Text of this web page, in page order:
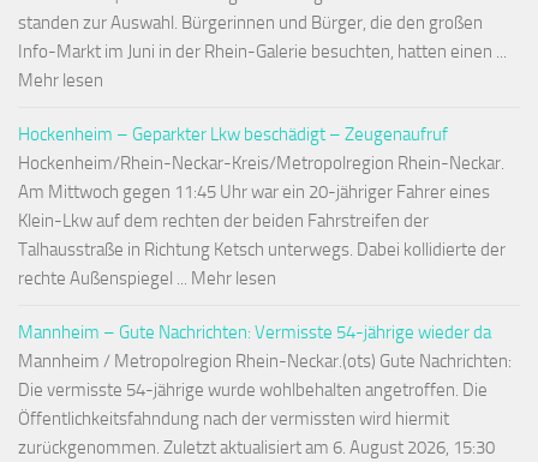
standen zur Auswahl. Bürgerinnen und Bürger, die den großen
Info-Markt im Juni in der Rhein-Galerie besuchten, hatten einen ...
Mehr lesen
Hockenheim – Geparkter Lkw beschädigt – Zeugenaufruf
Hockenheim/Rhein-Neckar-Kreis/Metropolregion Rhein-Neckar.
Am Mittwoch gegen 11:45 Uhr war ein 20-jähriger Fahrer eines
Klein-Lkw auf dem rechten der beiden Fahrstreifen der
Talhausstraße in Richtung Ketsch unterwegs. Dabei kollidierte der
rechte Außenspiegel ... Mehr lesen
Mannheim – Gute Nachrichten: Vermisste 54-jährige wieder da
Mannheim / Metropolregion Rhein-Neckar.(ots) Gute Nachrichten:
Die vermisste 54-jährige wurde wohlbehalten angetroffen. Die
Öffentlichkeitsfahndung nach der vermissten wird hiermit
zurückgenommen. Zuletzt aktualisiert am 6. August 2026, 15:30